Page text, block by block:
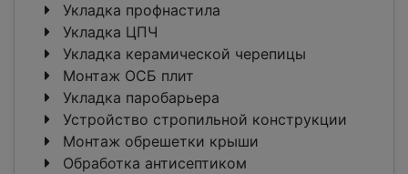
Укладка профнастила
Укладка ЦПЧ
Укладка керамической черепицы
Монтаж ОСБ плит
Укладка паробарьера
Устройство стропильной конструкции
Монтаж обрешетки крыши
Обработка антисептиком